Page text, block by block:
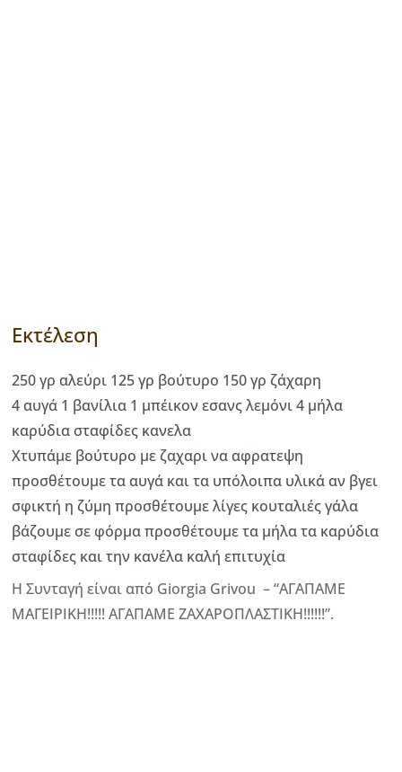
Εκτέλεση
250 γρ αλεύρι 125 γρ βούτυρο 150 γρ ζάχαρη
4 αυγά 1 βανίλια 1 μπέικον εσανς λεμόνι 4 μήλα
καρύδια σταφίδες κανελα
Χτυπάμε βούτυρο με ζαχαρι να αφρατεψη
προσθέτουμε τα αυγά και τα υπόλοιπα υλικά αν βγει
σφικτή η ζύμη προσθέτουμε λίγες κουταλιές γάλα
βάζουμε σε φόρμα προσθέτουμε τα μήλα τα καρύδια
σταφίδες και την κανέλα καλή επιτυχία
Η Συνταγή είναι από Giorgia Grivou – “ΑΓΑΠΑΜΕ
ΜΑΓΕΙΡΙΚΗ!!!!! ΑΓΑΠΑΜΕ ΖΑΧΑΡΟΠΛΑΣΤΙΚΗ!!!!!!”.